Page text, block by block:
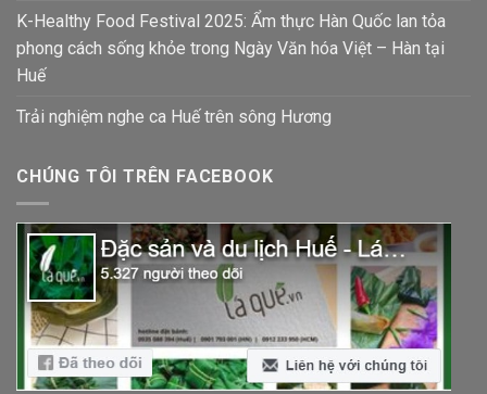
K-Healthy Food Festival 2025: Ẩm thực Hàn Quốc lan tỏa
phong cách sống khỏe trong Ngày Văn hóa Việt – Hàn tại
Huế
Trải nghiệm nghe ca Huế trên sông Hương
CHÚNG TÔI TRÊN FACEBOOK